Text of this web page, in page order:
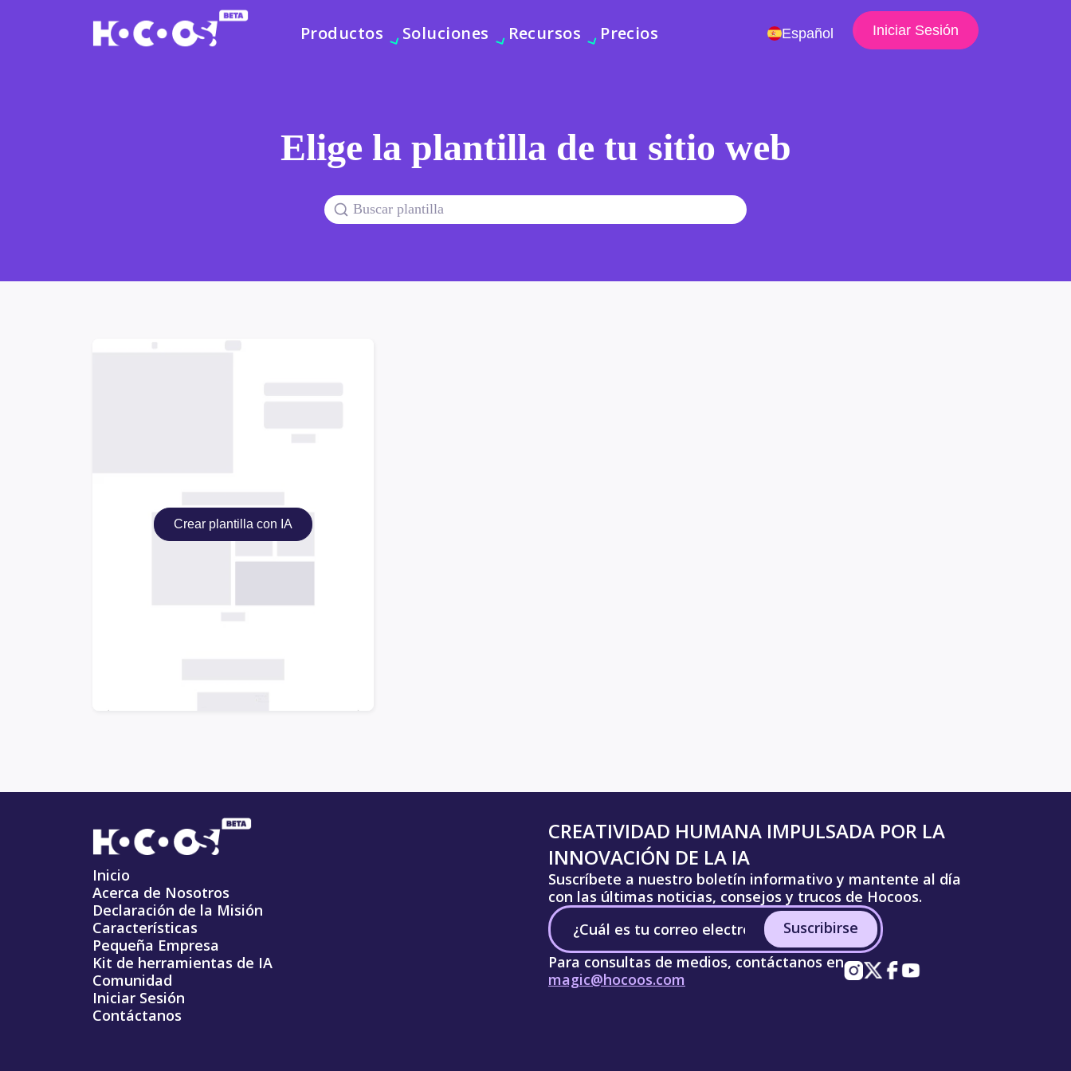
Productos Soluciones Recursos Precios Español Iniciar Sesión
Elige la plantilla de tu sitio web
Crear plantilla con IA
Inicio
Acerca de Nosotros
Declaración de la Misión
Características
Pequeña Empresa
Kit de herramientas de IA
Comunidad
Iniciar Sesión
Contáctanos
CREATIVIDAD HUMANA IMPULSADA POR LA
INNOVACIÓN DE LA IA
Suscríbete a nuestro boletín informativo y mantente al día
con las últimas noticias, consejos y trucos de Hocoos.
Suscribirse
Para consultas de medios, contáctanos en
magic@hocoos.com